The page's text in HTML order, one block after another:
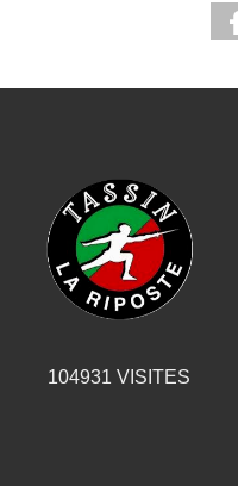
104931 VISITES